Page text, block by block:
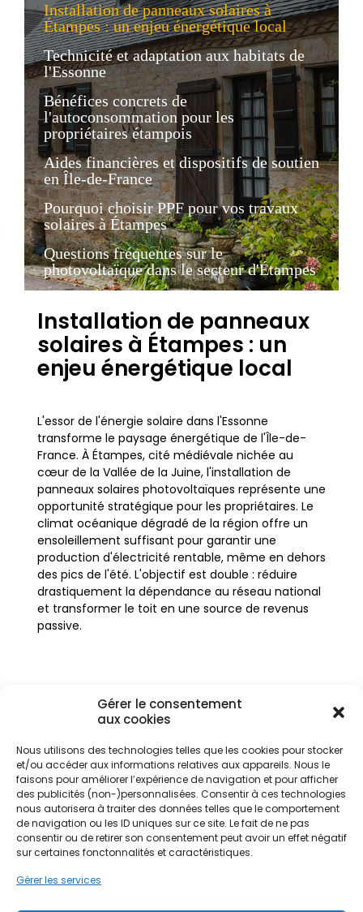
Gérer le consentement
aux cookies
Nous utilisons des technologies telles que les cookies pour stocker
et/ou accéder aux informations relatives aux appareils. Nous le
faisons pour améliorer l’expérience de navigation et pour afficher
des publicités (non-)personnalisées. Consentir à ces technologies
nous autorisera à traiter des données telles que le comportement
de navigation ou les ID uniques sur ce site. Le fait de ne pas
consentir ou de retirer son consentement peut avoir un effet négatif
sur certaines fonctonnalités et caractéristiques.
Gérer les services
Installation de panneaux solaires à
Étampes : un enjeu énergétique local
Technicité et adaptation aux habitats de
l'Essonne
Bénéfices concrets de
l'autoconsommation pour les
propriétaires étampois
Aides financières et dispositifs de soutien
en Île-de-France
Pourquoi choisir PPF pour vos travaux
solaires à Étampes
Questions fréquentes sur le
photovoltaïque dans le secteur d'Étampes
Installation de panneaux
solaires à Étampes : un
enjeu énergétique local
L'essor de l'énergie solaire dans l'Essonne
transforme le paysage énergétique de l'Île-de-
France. À Étampes, cité médiévale nichée au
cœur de la Vallée de la Juine, l'installation de
panneaux solaires photovoltaïques représente une
opportunité stratégique pour les propriétaires. Le
climat océanique dégradé de la région offre un
ensoleillement suffisant pour garantir une
production d'électricité rentable, même en dehors
des pics de l'été. L'objectif est double : réduire
drastiquement la dépendance au réseau national
et transformer le toit en une source de revenus
passive.
Centre-ville, dans les pavillons de la Guinette ou
dans les fermes briardes de Saint-Pierre,
spécificités architecturales locales est primordiale.
Les sols calcaires et l'exposition des toitures
influencent directement le rendement. PPF
intervient pour analyser ces paramètres locaux,
transformant chaque mètre carré de toiture
disponible, qu'il s'agisse de tuiles anciennes ou
d'ardoises, en une centrale électrique miniature.
Ne passez pas à côté de vos
aides !
Faites vite, les budgets
MaPrimeRénov' sont annuels et